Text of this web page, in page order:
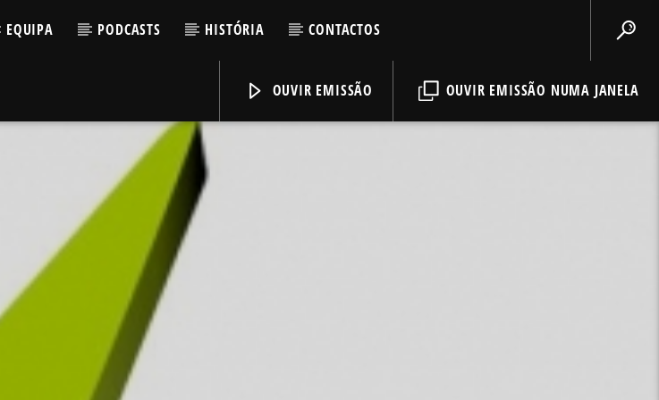
EQUIPA PODCASTS HISTÓRIA CONTACTOS
OUVIR EMISSÃO NUMA JANELA
OUVIR EMISSÃO